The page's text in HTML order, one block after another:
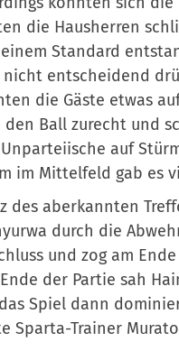
die Hausherren
Standard
nicht entscheidend
die Gäste etwas
den Ball zurecht und
auf
im Mittelfeld gab es
des aberkannten
durch die
und zog am
der Partie sah
Spiel dann
Sparta-Trainer